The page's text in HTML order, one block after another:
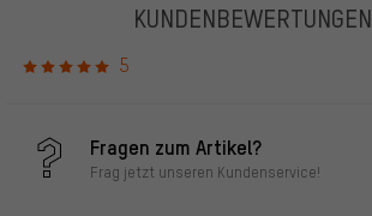
KUNDENBEWERTUNGEN
5
Fragen zum Artikel?
Frag jetzt unseren Kundenservice!